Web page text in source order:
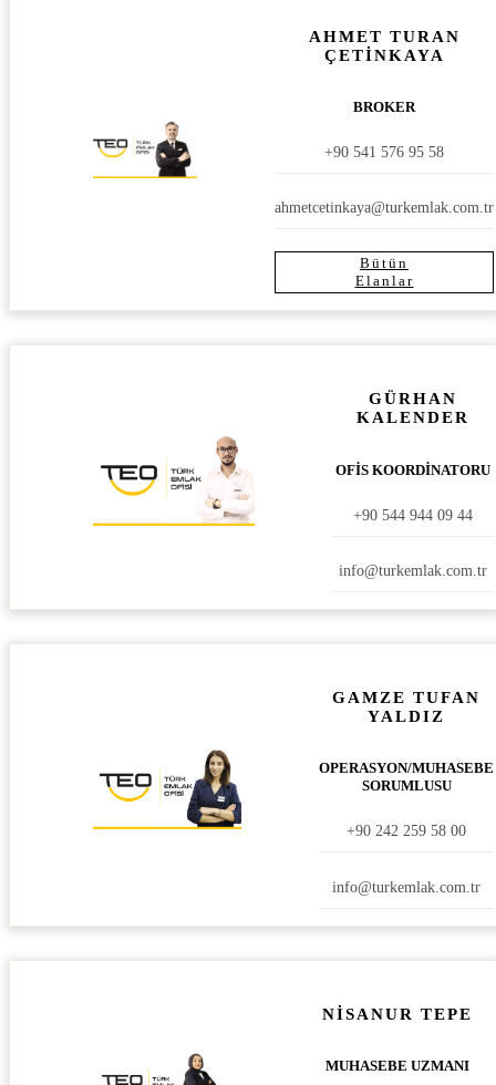
AHMET TURAN
ÇETİNKAYA
BROKER
+90 541 576 95 58
ahmetcetinkaya@turkemlak.com.tr
Bütün
Elanlar
GÜRHAN
KALENDER
OFİS KOORDİNATORU
+90 544 944 09 44
info@turkemlak.com.tr
GAMZE TUFAN
YALDIZ
OPERASYON/MUHASEBE
SORUMLUSU
+90 242 259 58 00
info@turkemlak.com.tr
NİSANUR TEPE
MUHASEBE UZMANI